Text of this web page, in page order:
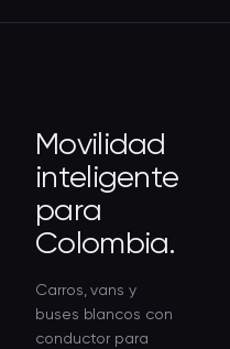
Movilidad
inteligente
para
Colombia.
Carros, vans y
buses blancos con
conductor para